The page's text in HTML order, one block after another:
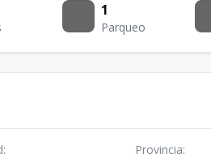
1
Parqueo
: Provincia: